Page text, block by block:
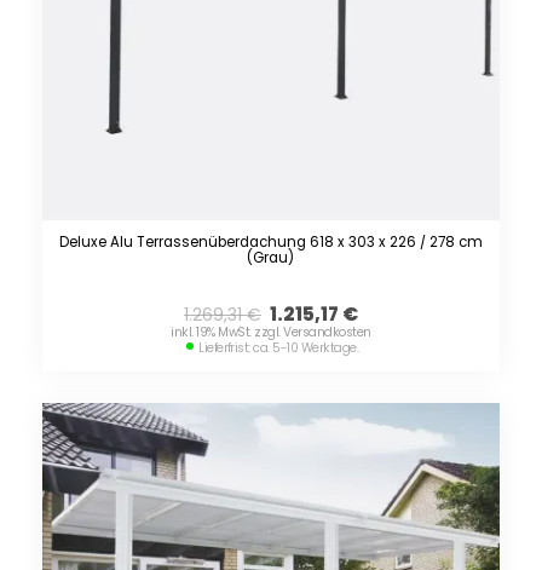
Deluxe Alu Terrassenüberdachung 618 x 303 x 226 / 278 cm
(Grau)
1.269,31€ 1.215,17 €
inkl. 19% MwSt. zzgl. Versandkosten
Lieferfrist: ca. 5-10 Werktage.